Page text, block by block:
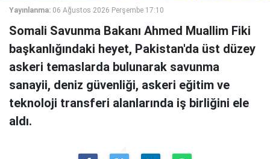
Yayınlanma: 06 Ağustos 2026 Perşembe 17:10
Somali Savunma Bakanı Ahmed Muallim Fiki
başkanlığındaki heyet, Pakistan'da üst düzey
askeri temaslarda bulunarak savunma
sanayii, deniz güvenliği, askeri eğitim ve
teknoloji transferi alanlarında iş birliğini ele
aldı.